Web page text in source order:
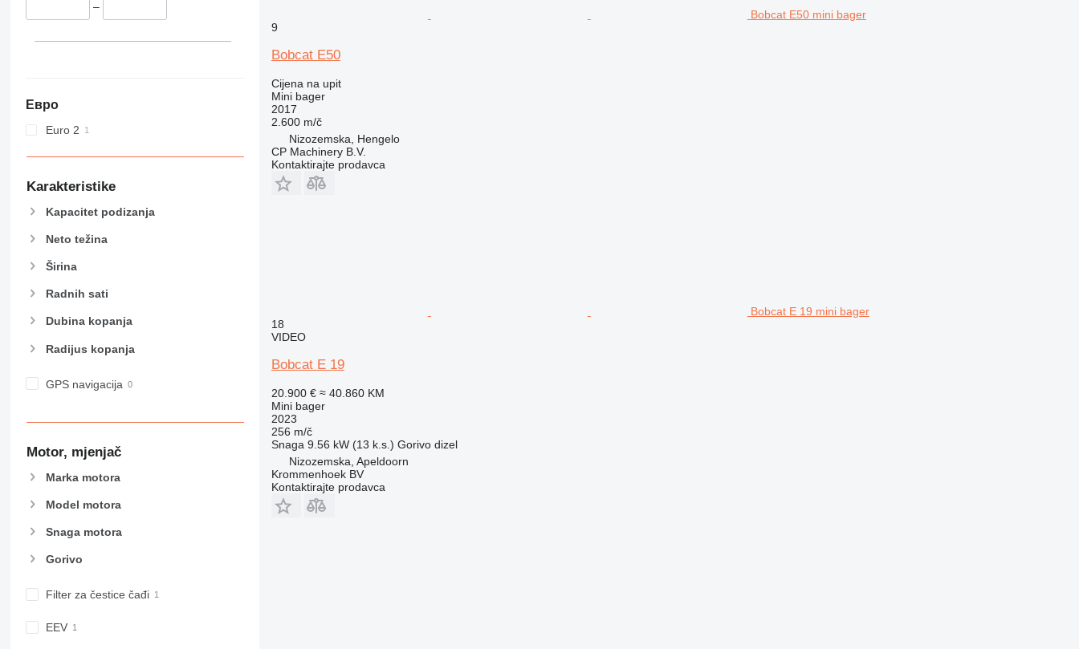
–
Евро
Euro 2
Karakteristike
Kapacitet podizanja
Neto težina
Širina
Radnih sati
Dubina kopanja
Radijus kopanja
GPS navigacija
Motor, mjenjač
Marka motora
Model motora
Snaga motora
Gorivo
Filter za čestice čađi
EEV
Bobcat E50 mini bager
9
Bobcat E50
Cijena na upit
Mini bager
2017
2.600 m/č
Nizozemska, Hengelo
CP Machinery B.V.
Kontaktirajte prodavca
Bobcat E 19 mini bager
18
VIDEO
Bobcat E 19
20.900 € ≈ 40.860 KM
Mini bager
2023
256 m/č
Snaga 9.56 kW (13 k.s.) Gorivo dizel
Nizozemska, Apeldoorn
Krommenhoek BV
Kontaktirajte prodavca